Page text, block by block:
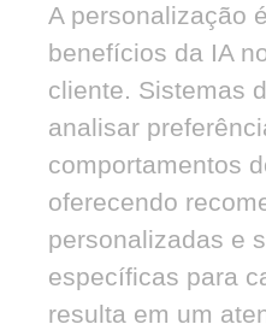
A personalização
benefícios da IA
cliente. Sistemas
analisar
comportamentos
oferecendo
personalizadas e
específicas para
resulta em um